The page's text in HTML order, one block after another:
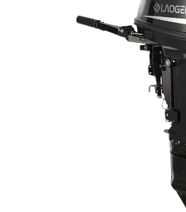
водоемов, таких как озера, реки и
является важнейшим аспектом
безопасности и защищенности.
подвесной мотор мощностью 18
необходимую мощность и
патрулирования, гарантируя
Спасательные операции: Быстрое
время спасательных операций